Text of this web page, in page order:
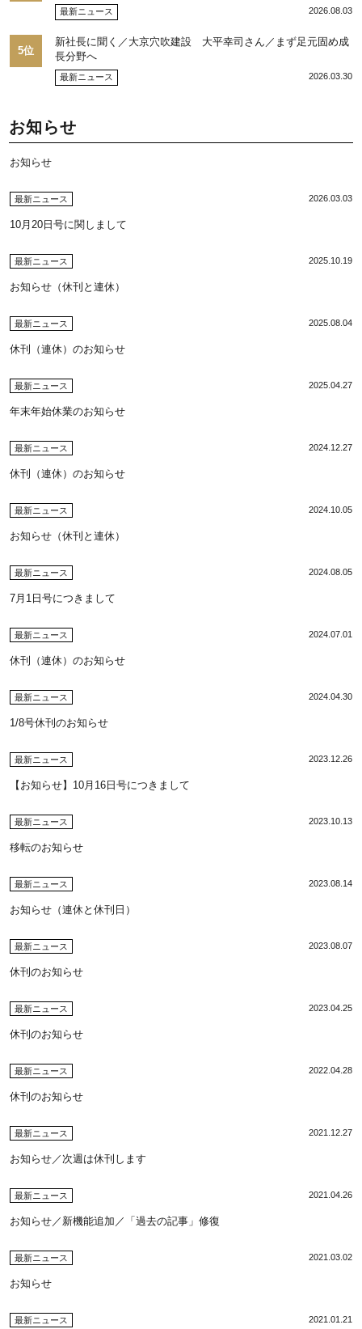
最新ニュース 2026.08.03
5位
新社長に聞く／大京穴吹建設 大平幸司さん／まず足元固め成
長分野へ
最新ニュース 2026.03.30
お知らせ
お知らせ
最新ニュース 2026.03.03
10月20日号に関しまして
最新ニュース 2025.10.19
お知らせ（休刊と連休）
最新ニュース 2025.08.04
休刊（連休）のお知らせ
最新ニュース 2025.04.27
年末年始休業のお知らせ
最新ニュース 2024.12.27
休刊（連休）のお知らせ
最新ニュース 2024.10.05
お知らせ（休刊と連休）
最新ニュース 2024.08.05
7月1日号につきまして
最新ニュース 2024.07.01
休刊（連休）のお知らせ
最新ニュース 2024.04.30
1/8号休刊のお知らせ
最新ニュース 2023.12.26
【お知らせ】10月16日号につきまして
最新ニュース 2023.10.13
移転のお知らせ
最新ニュース 2023.08.14
お知らせ（連休と休刊日）
最新ニュース 2023.08.07
休刊のお知らせ
最新ニュース 2023.04.25
休刊のお知らせ
最新ニュース 2022.04.28
休刊のお知らせ
最新ニュース 2021.12.27
お知らせ／次週は休刊します
最新ニュース 2021.04.26
お知らせ／新機能追加／「過去の記事」修復
最新ニュース 2021.03.02
お知らせ
最新ニュース 2021.01.21